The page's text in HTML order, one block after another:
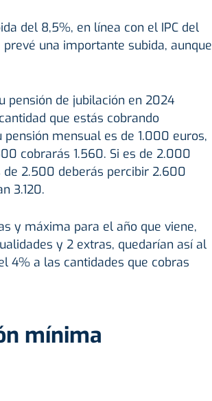
del 8,5%, en línea con el IPC del
una importante subida, aunque
pensión de jubilación en 2024
que estás cobrando
mensual es de 1.000 euros,
cobrarás 1.560. Si es de 2.000
2.500 deberás percibir 2.600
3.120.
y máxima para el año que viene,
y 2 extras, quedarían así al
4% a las cantidades que cobras
mínima